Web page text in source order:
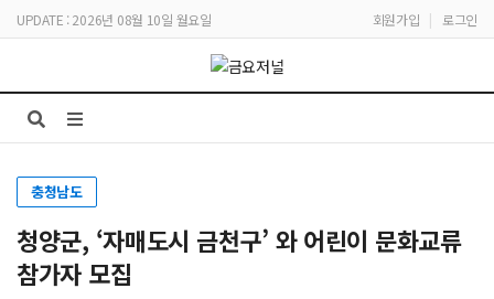
UPDATE : 2026년 08월 10일 월요일 회원가입 | 로그인
충청남도
청양군, ‘자매도시 금천구’ 와 어린이 문화교류
참가자 모집